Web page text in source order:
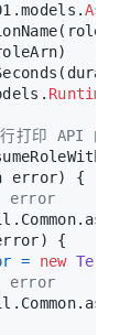
打印 API 的返
error) {
error
{
= new
error